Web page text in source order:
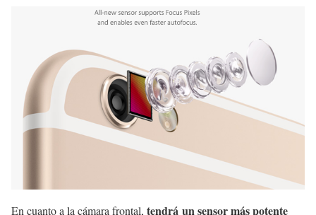
En cuanto a la cámara frontal, tendrá un sensor más potente